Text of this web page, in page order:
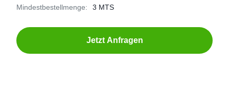
Mindestbestellmenge: 3 MTS
Jetzt Anfragen